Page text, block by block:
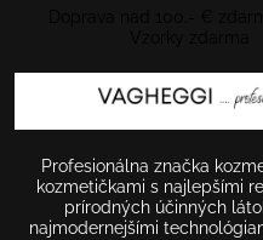
Profesionálna značka
kozmetičkami s najlepšími
prírodných účinných
najmodernejšími